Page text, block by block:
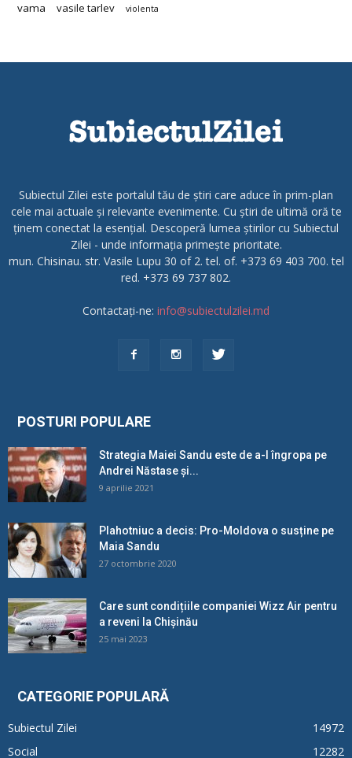
vama vasile tarlev violenta
Subiectul Zilei este portalul tău de știri care aduce în prim-plan
cele mai actuale și relevante evenimente. Cu știri de ultimă oră te
ținem conectat la esențial. Descoperă lumea știrilor cu Subiectul
Zilei - unde informația primește prioritate.
mun. Chisinau. str. Vasile Lupu 30 of 2. tel. of. +373 69 403 700. tel
red. +373 69 737 802.
Contactați-ne: info@subiectulzilei.md
POSTURI POPULARE
Strategia Maiei Sandu este de a-l îngropa pe
Andrei Năstase și...
9 aprilie 2021
Plahotniuc a decis: Pro-Moldova o susține pe
Maia Sandu
27 octombrie 2020
Care sunt condițiile companiei Wizz Air pentru
a reveni la Chișinău
25 mai 2023
CATEGORIE POPULARĂ
Subiectul Zilei
14972
Social
12282